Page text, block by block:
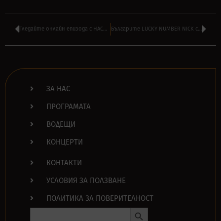
Гледайте онлайн епизода с НАСО РУСКОВ на ‘МОЯТ ПЛЕЙЛИСТ’ по БНТ1 Българите LUCKY NUMBER NICK с ново видео снимано в Тексас – ВИЖТЕ
ЗА НАС
ПРОГРАМАТА
ВОДЕЩИ
КОНЦЕРТИ
КОНТАКТИ
УСЛОВИЯ ЗА ПОЛЗВАНЕ
ПОЛИТИКА ЗА ПОВЕРИТЕЛНОСТ
Search
Search Button